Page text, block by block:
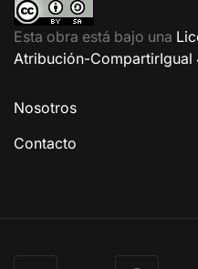
Esta obra está bajo una
Atribución-CompartirIgual
Nosotros
Contacto